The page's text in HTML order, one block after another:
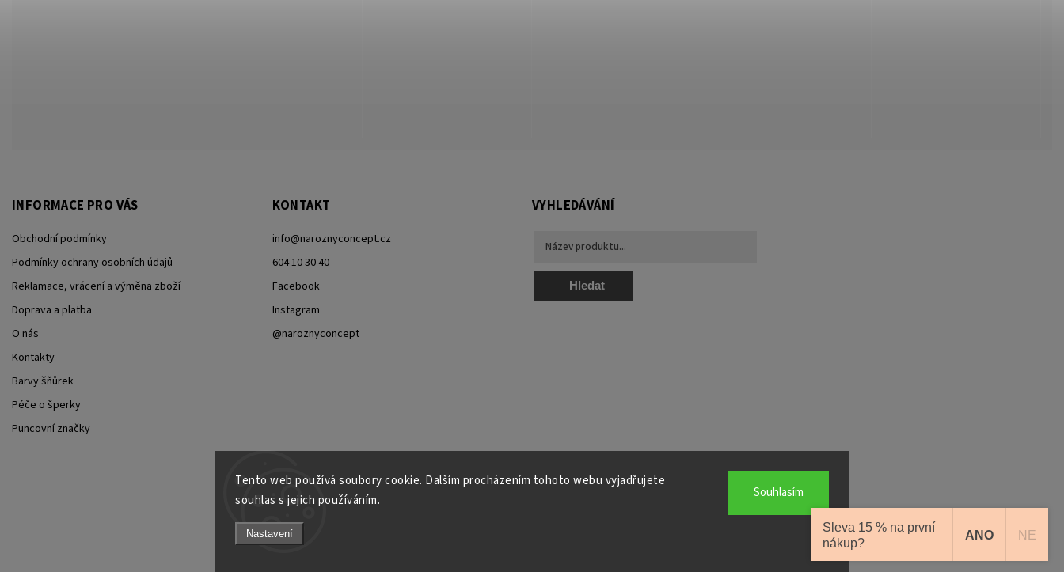
Tento web používá soubory cookie. Dalším procházením tohoto webu vyjadřujete
souhlas s jejich používáním.
Nastavení
Souhlasím
INFORMACE PRO VÁS
Obchodní podmínky
Podmínky ochrany osobních údajů
Reklamace, vrácení a výměna zboží
Doprava a platba
O nás
Kontakty
Barvy šňůrek
Péče o šperky
Puncovní značky
KONTAKT
info@naroznyconcept.cz
604 10 30 40
Facebook
Instagram
@naroznyconcept
VYHLEDÁVÁNÍ
Hledat
Sleva 15 % na první
nákup?
ANO NE